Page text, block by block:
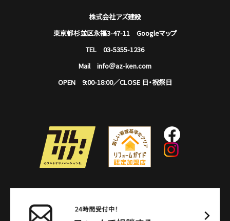
株式会社アズ建設
東京都杉並区永福3-47-11 Googleマップ
TEL 03-5355-1236
Mail info＠az-ken.com
OPEN 9:00-18:00／CLOSE 日・祝祭日